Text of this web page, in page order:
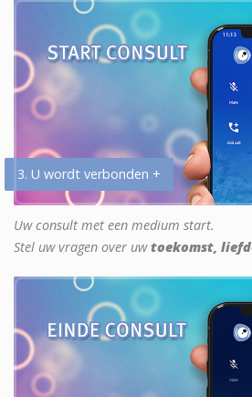
3. U wordt verbonden +
Uw consult met een medium start.
Stel uw vragen over uwtoekomst,